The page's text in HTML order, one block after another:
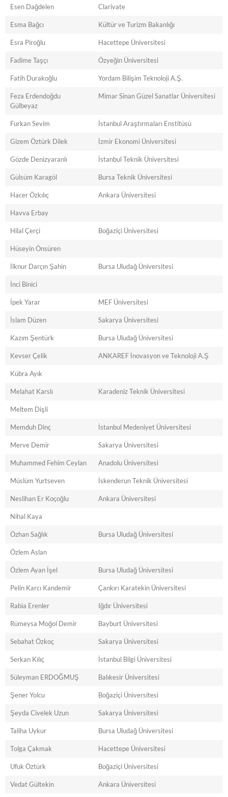
Esen Dağdelen Clarivate
Esma Bağcı Kültür ve Turizm Bakanlığı
Esra Piroğlu Hacettepe Üniversitesi
Fadime Taşçı Özyeğin Üniversitesi
Fatih Durakoğlu Yordam Bilişim Teknoloji A.Ş.
Feza Erdendoğdu
Gülbeyaz
Mimar Sinan Güzel Sanatlar Üniversitesi
Furkan Sevim İstanbul Araştırmaları Enstitüsü
Gizem Öztürk Dilek İzmir Ekonomi Üniversitesi
Gözde Denizyaranlı İstanbul Teknik Üniversitesi
Gülsüm Karagöl Bursa Teknik Üniversitesi
Hacer Özkılıç Ankara Üniversitesi
Havva Erbay
Hilal Çerçi Boğaziçi Üniversitesi
Hüseyin Önsüren
İlknur Darçın Şahin Bursa Uludağ Üniversitesi
İnci Binici
İpek Yarar MEF Üniversitesi
İslam Düzen Sakarya Üniversitesi
Kazım Şentürk Bursa Uludağ Üniversitesi
Kevser Çelik ANKAREF İnovasyon ve Teknoloji A.Ş
Kübra Ayık
Melahat Karslı Karadeniz Teknik Üniversitesi
Meltem Dişli
Memduh Dinç İstanbul Medeniyet Üniversitesi
Merve Demir Sakarya Üniversitesi
Muhammed Fehim Ceylan Anadolu Üniversitesi
Müslüm Yurtseven İskenderun Teknik Üniversitesi
Neslihan Er Koçoğlu Ankara Üniversitesi
Nihal Kaya
Özhan Sağlık Bursa Uludağ Üniversitesi
Özlem Aslan
Özlem Ayan İşel Bursa Uludağ Üniversitesi
Pelin Karcı Kandemir Çankırı Karatekin Üniversitesi
Rabia Erenler Iğdır Üniversitesi
Rümeysa Moğol Demir Bayburt Üniversitesi
Sebahat Özkoç Sakarya Üniversitesi
Serkan Kılıç İstanbul Bilgi Üniversitesi
Süleyman ERDOĞMUŞ Balıkesir Üniversitesi
Şener Yolcu Boğaziçi Üniversitesi
Şeyda Civelek Uzun Sakarya Üniversitesi
Taliha Uykur Bursa Uludağ Üniversitesi
Tolga Çakmak Hacettepe Üniversitesi
Ufuk Öztürk Boğaziçi Üniversitesi
Vedat Gültekin Ankara Üniversitesi